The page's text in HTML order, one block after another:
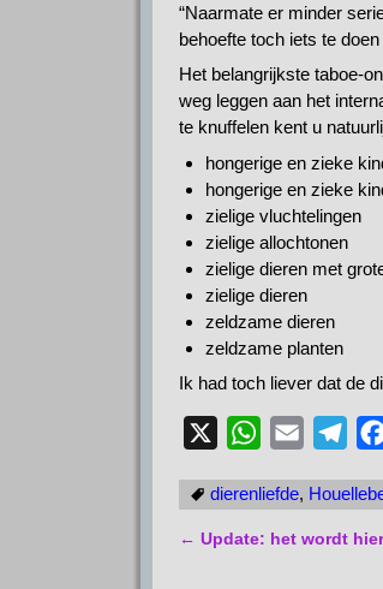
“Naarmate er minder
behoefte toch iets te
Het belangrijkste taboe-
weg leggen aan het
te knuffelen kent u
hongerige en zieke
hongerige en zieke
zielige vluchtelingen
zielige allochtonen
zielige dieren met
zielige dieren
zeldzame dieren
zeldzame planten
Ik had toch liever dat de
W
a
t
a
i
l
e
dierenliefde,
← Update: het wordt